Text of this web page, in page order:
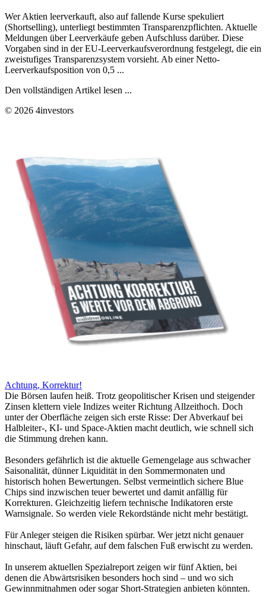
Wer Aktien leerverkauft, also auf fallende Kurse spekuliert
(Shortselling), unterliegt bestimmten Transparenzpflichten. Aktuelle
Meldungen über Leerverkäufe geben Aufschluss darüber. Diese
Vorgaben sind in der EU-Leerverkaufsverordnung festgelegt, die ein
zweistufiges Transparenzsystem vorsieht. Ab einer Netto-
Leerverkaufsposition von 0,5 ...
Den vollständigen Artikel lesen ...
© 2026 4investors
Achtung, Korrektur!
Die Börsen laufen heiß. Trotz geopolitischer Krisen und steigender
Zinsen klettern viele Indizes weiter Richtung Allzeithoch. Doch
unter der Oberfläche zeigen sich erste Risse: Der Abverkauf bei
Halbleiter-, KI- und Space-Aktien macht deutlich, wie schnell sich
die Stimmung drehen kann.
Besonders gefährlich ist die aktuelle Gemengelage aus schwacher
Saisonalität, dünner Liquidität in den Sommermonaten und
historisch hohen Bewertungen. Selbst vermeintlich sichere Blue
Chips sind inzwischen teuer bewertet und damit anfällig für
Korrekturen. Gleichzeitig liefern technische Indikatoren erste
Warnsignale. So werden viele Rekordstände nicht mehr bestätigt.
Für Anleger steigen die Risiken spürbar. Wer jetzt nicht genauer
hinschaut, läuft Gefahr, auf dem falschen Fuß erwischt zu werden.
In unserem aktuellen Spezialreport zeigen wir fünf Aktien, bei
denen die Abwärtsrisiken besonders hoch sind – und wo sich
Gewinnmitnahmen oder sogar Short-Strategien anbieten könnten.